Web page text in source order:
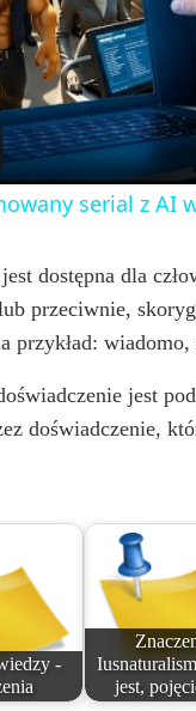
serial z
dostępna dla
przeciwnie,
jest
doświadczenie,
-
jest,